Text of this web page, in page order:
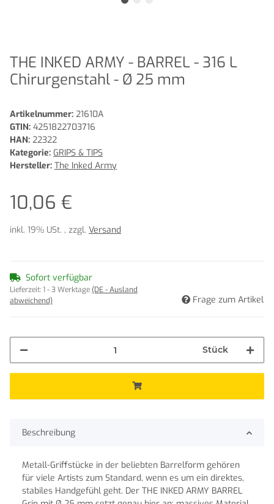
THE INKED ARMY - BARREL - 316 L
Chirurgenstahl - Ø 25 mm
Artikelnummer: 21610A
GTIN: 4251822703716
HAN: 22322
Kategorie: GRIPS & TIPS
Hersteller: The Inked Army
10,06 €
inkl. 19% USt. , zzgl. Versand
Sofort verfügbar
Lieferzeit:1 - 3 Werktage (DE - Ausland
abweichend)
Frage zum Artikel
Stück
Beschreibung
Metall-Griffstücke in der beliebten Barrelform gehören
für viele Artists zum Standard, wenn es um ein direktes,
stabiles Handgefühl geht. Der THE INKED ARMY BARREL